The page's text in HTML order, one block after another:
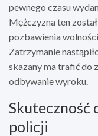
pewnego czasu
Mężczyzna ten
pozbawienia
Zatrzymanie
skazany ma trafić do
odbywanie wyroku.
Skuteczność
policji